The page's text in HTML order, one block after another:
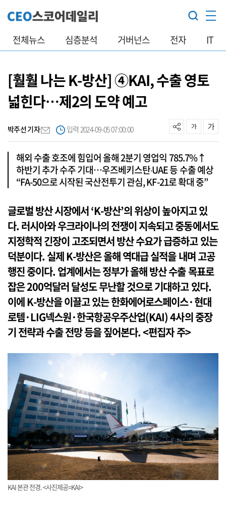
전체뉴스 심층분석 거버넌스 전자 IT
[훨훨 나는 K-방산] ④KAI, 수출 영토
넓힌다…제2의 도약 예고
박주선 기자 입력 2024-09-05 07:00:00
해외 수출 호조에 힘입어 올해 2분기 영업익 785.7%↑
하반기 추가 수주 기대…우즈베키스탄‧UAE 등 수출 예상
“FA-50으로 시작된 국산전투기 관심, KF-21로 확대 중”
글로벌 방산 시장에서 ‘K-방산’의 위상이 높아지고 있
다. 러시아와 우크라이나의 전쟁이 지속되고 중동에서도
지정학적 긴장이 고조되면서 방산 수요가 급증하고 있는
덕분이다. 실제 K-방산은 올해 역대급 실적을 내며 고공
행진 중이다. 업계에서는 정부가 올해 방산 수출 목표로
잡은 200억달러 달성도 무난할 것으로 기대하고 있다.
이에 K-방산을 이끌고 있는 한화에어로스페이스·현대
로템·LIG넥스원·한국항공우주산업(KAI) 4사의 중장
기 전략과 수출 전망 등을 짚어본다. <편집자 주>
KAI 본관 전경. <사진제공=KAI>